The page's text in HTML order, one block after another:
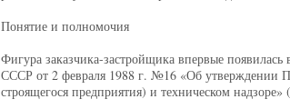
Понятие и полномочия
Фигура заказчика-застройщика впервые
СССР от 2 февраля 1988 г. №16 «Об утверждении
строящегося предприятия) и техническом